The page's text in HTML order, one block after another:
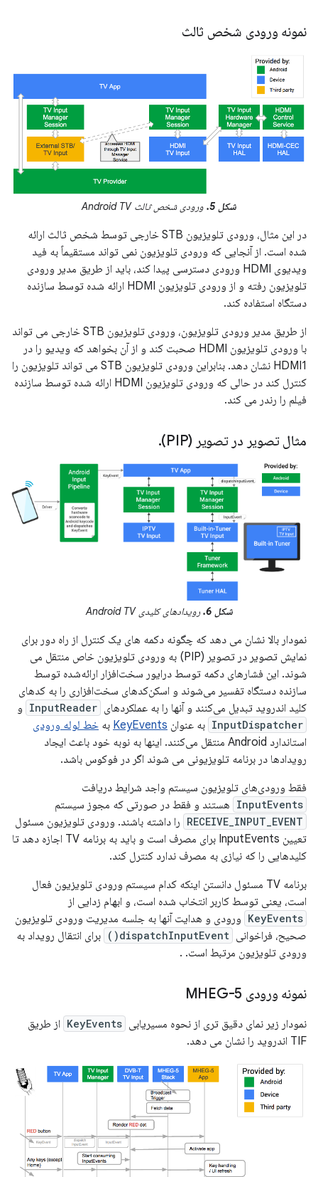
نمونه ورودی شخص ثالث
شکل 5. ورودی شخص ثالث Android TV
در این مثال، ورودی تلویزیون STB خارجی توسط شخص ثالث ارائه
شده است. از آنجایی که ورودی تلویزیون نمی تواند مستقیماً به فید
ویدیوی HDMI ورودی دسترسی پیدا کند، باید از طریق مدیر ورودی
تلویزیون رفته و از ورودی تلویزیون HDMI ارائه شده توسط سازنده
دستگاه استفاده کند.
از طریق مدیر ورودی تلویزیون، ورودی تلویزیون STB خارجی می تواند
با ورودی تلویزیون HDMI صحبت کند و از آن بخواهد که ویدیو را در
HDMI1 نشان دهد. بنابراین ورودی تلویزیون STB می تواند تلویزیون را
کنترل کند در حالی که ورودی تلویزیون HDMI ارائه شده توسط سازنده
فیلم را رندر می کند.
مثال تصویر در تصویر (PIP) .
شکل 6. رویدادهای کلیدی Android TV
نمودار بالا نشان می دهد که چگونه دکمه های یک کنترل از راه دور برای
نمایش تصویر در تصویر (PIP) به ورودی تلویزیون خاص منتقل می
شوند. این فشارهای دکمه توسط درایور سخت‌افزار ارائه‌شده توسط
سازنده دستگاه تفسیر می‌شوند و اسکن‌کدهای سخت‌افزاری را به کدهای
کلید اندروید تبدیل می‌کنند و آنها را به عملکردهای InputReader و
InputDispatcher به عنوان KeyEvents به خط لوله ورودی
استاندارد Android منتقل می‌کنند. اینها به نوبه خود باعث ایجاد
رویدادها در برنامه تلویزیونی می شوند اگر در فوکوس باشد.
فقط ورودی‌های تلویزیون سیستم واجد شرایط دریافت
InputEvents هستند و فقط در صورتی که مجوز سیستم
RECEIVE_INPUT_EVENT را داشته باشند. ورودی تلویزیون مسئول
تعیین InputEvents برای مصرف است و باید به برنامه TV اجازه دهد تا
کلیدهایی را که نیازی به مصرف ندارد کنترل کند.
برنامه TV مسئول دانستن اینکه کدام سیستم ورودی تلویزیون فعال
است، یعنی توسط کاربر انتخاب شده است، و ابهام زدایی از
KeyEvents ورودی و هدایت آنها به جلسه مدیریت ورودی تلویزیون
صحیح، فراخوانی dispatchInputEvent()
برای انتقال رویداد به
ورودی تلویزیون مرتبط است. .
نمونه ورودی MHEG-5
نمودار زیر نمای دقیق تری از نحوه مسیریابی KeyEvents از طریق
TIF اندروید را نشان می دهد.